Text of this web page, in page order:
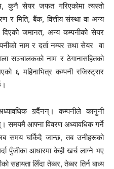
कुनै सेयर जफत गरिएकोमा त्यस्तो
मिति, बैंक, वित्तीय संस्था वा अन्य
जमानत, अन्य कम्पनीको सेयर
नाम र दर्ता नम्बर तथा सेयर वा
सञ्चालकको नाम र ठेगानासहितको
६ महिनाभित्र कम्पनी रजिस्ट्रार
गर्र्दैनन्। कम्पनीले कानुनी
समयमै आफ्ना विवरण अध्यावधिक गर्ने
समय घर्किंदै जान्छ, तब उनीहरूको
पुँजीका आधारमा केही खर्च लाग्ने भए
लिँदा तेब्बर, तेब्बर तिर्न बाध्य